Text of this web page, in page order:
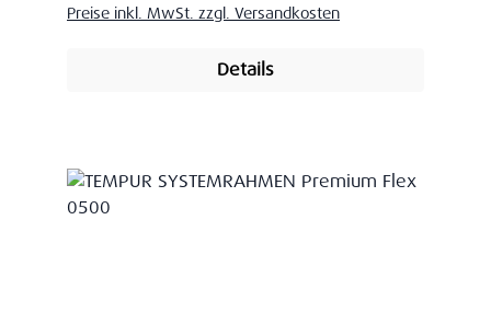
Preise inkl. MwSt. zzgl. Versandkosten
Details